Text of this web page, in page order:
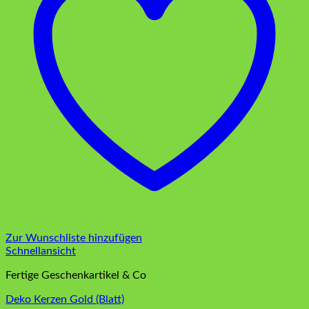
Zur Wunschliste hinzufügen
Schnellansicht
Fertige Geschenkartikel & Co
Deko Kerzen Gold (Blatt)